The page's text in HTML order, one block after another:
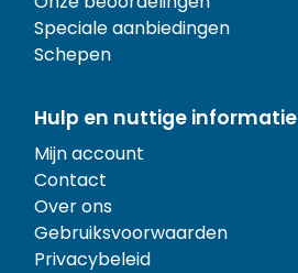
Speciale aanbiedingen
Schepen
Hulp en nuttige informatie
Mijn account
Contact
Over ons
Gebruiksvoorwaarden
Privacybeleid